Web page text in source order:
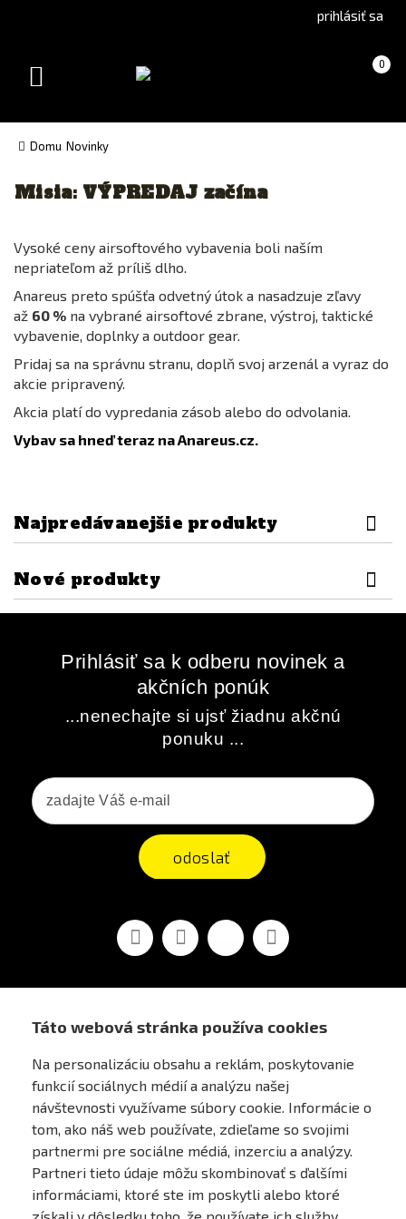
Táto webová stránka používa cookies
Na personalizáciu obsahu a reklám, poskytovanie
funkcií sociálnych médií a analýzu našej
návštevnosti využívame súbory cookie. Informácie o
tom, ako náš web používate, zdieľame so svojimi
partnermi pre sociálne médiá, inzerciu a analýzy.
Partneri tieto údaje môžu skombinovať s ďalšími
informáciami, ktoré ste im poskytli alebo ktoré
(Czech)version
prihlásiť sa
Košík 0
(prázdny)
Toggle
Domu Novinky
Misia: VÝPREDAJ začína
Vysoké ceny airsoftového vybavenia boli naším
nepriateľom až príliš dlho.
Anareus preto spúšťa odvetný útok a nasadzuje zľavy
až 60 % na vybrané airsoftové zbrane, výstroj, taktické
vybavenie, doplnky a outdoor gear.
Pridaj sa na správnu stranu, doplň svoj arzenál a vyraz do
akcie pripravený.
Akcia platí do vypredania zásob alebo do odvolania.
Vybav sa hneď teraz na Anareus.cz.
Najpredávanejšie produkty
Nové produkty
Prihlásiť sa k odberu novinek a
akčních ponúk
...nenechajte si ujsť žiadnu akčnú
ponuku ...
odoslať
FacebookYoutubeVimeo Instagram
AIRSOFT OBCHOD PRAHA
PRE ZÁKAZNÍKOV
MÔJ ÚČET
ONLINE PLATEBNÍ BRÁNA